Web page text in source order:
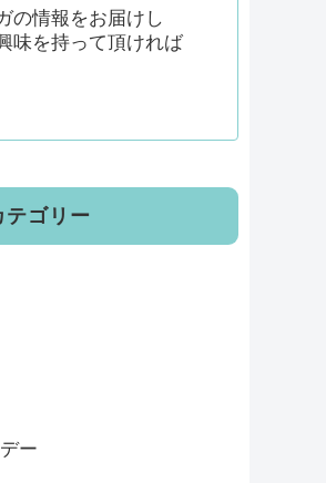
の情報をお届けし
味を持って頂ければ
テゴリー
ー